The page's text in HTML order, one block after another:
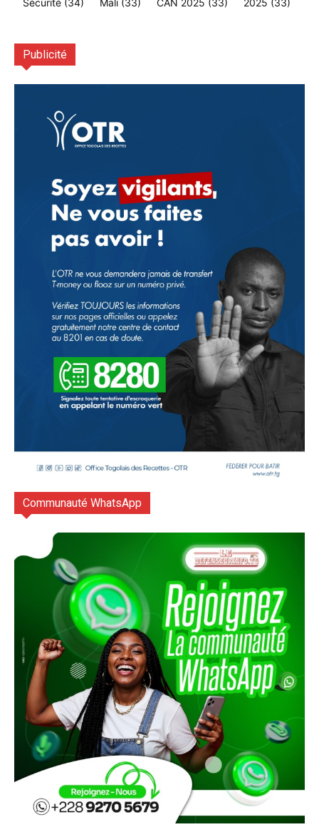
Publicité
Communauté WhatsApp